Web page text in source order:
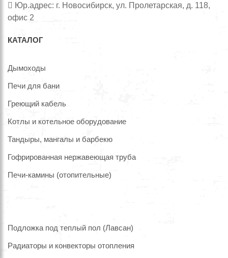
Юр.адрес: г. Новосибирск, ул. Пролетарская, д. 118,
офис 2
КАТАЛОГ
Дымоходы
Печи для бани
Греющий кабель
Котлы и котельное оборудование
Тандыры, мангалы и барбекю
Гофрированная нержавеющая труба
Печи-камины (отопительные)
Подложка под теплый пол (Лавсан)
Радиаторы и конвекторы отопления